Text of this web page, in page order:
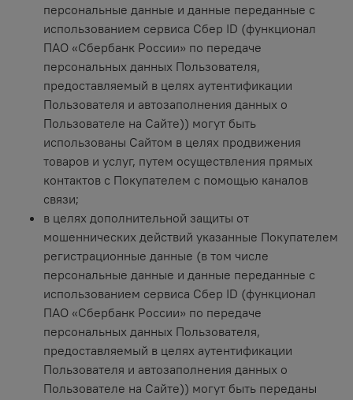
персональные данные и данные переданные с
использованием сервиса Сбер ID (функционал
ПАО «Сбербанк России» по передаче
персональных данных Пользователя,
предоставляемый в целях аутентификации
Пользователя и автозаполнения данных о
Пользователе на Сайте)) могут быть
использованы Сайтом в целях продвижения
товаров и услуг, путем осуществления прямых
контактов с Покупателем с помощью каналов
связи;
в целях дополнительной защиты от
мошеннических действий указанные Покупателем
регистрационные данные (в том числе
персональные данные и данные переданные с
использованием сервиса Сбер ID (функционал
ПАО «Сбербанк России» по передаче
персональных данных Пользователя,
предоставляемый в целях аутентификации
Пользователя и автозаполнения данных о
Пользователе на Сайте)) могут быть переданы